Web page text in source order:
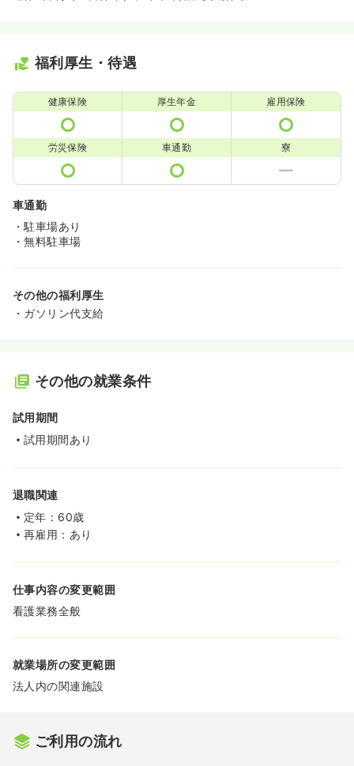
福利厚生・待遇
健康保険 厚生年金 雇用保険
労災保険 車通勤 寮
車通勤
・駐車場あり
・無料駐車場
その他の福利厚生
・ガソリン代支給
その他の就業条件
試用期間
試用期間あり
退職関連
定年：60歳
再雇用：あり
仕事内容の変更範囲
看護業務全般
就業場所の変更範囲
法人内の関連施設
ご利用の流れ